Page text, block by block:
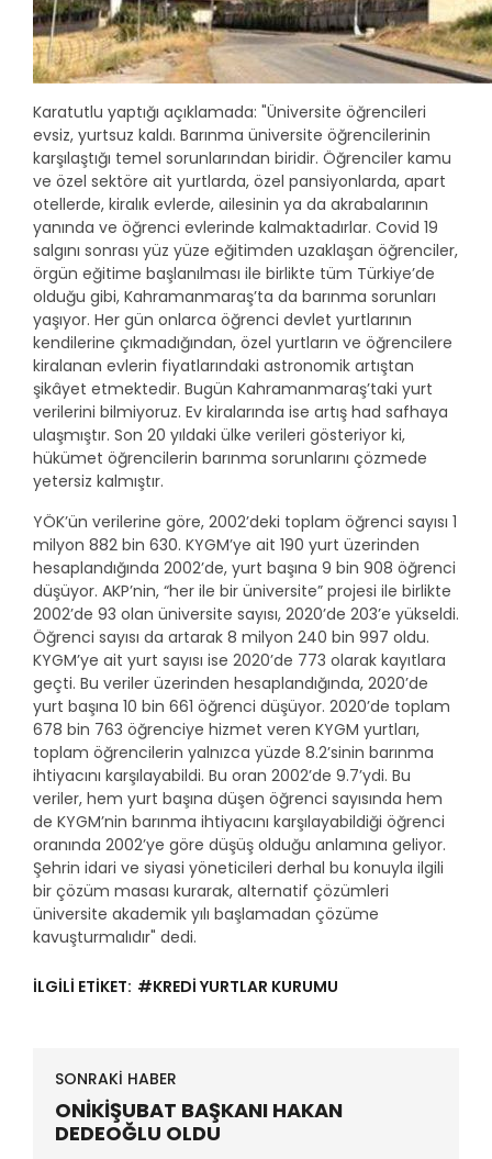
Karatutlu yaptığı açıklamada: "Üniversite öğrencileri
evsiz, yurtsuz kaldı. Barınma üniversite öğrencilerinin
karşılaştığı temel sorunlarından biridir. Öğrenciler kamu
ve özel sektöre ait yurtlarda, özel pansiyonlarda, apart
otellerde, kiralık evlerde, ailesinin ya da akrabalarının
yanında ve öğrenci evlerinde kalmaktadırlar. Covid 19
salgını sonrası yüz yüze eğitimden uzaklaşan öğrenciler,
örgün eğitime başlanılması ile birlikte tüm Türkiye’de
olduğu gibi, Kahramanmaraş’ta da barınma sorunları
yaşıyor. Her gün onlarca öğrenci devlet yurtlarının
kendilerine çıkmadığından, özel yurtların ve öğrencilere
kiralanan evlerin fiyatlarındaki astronomik artıştan
şikâyet etmektedir. Bugün Kahramanmaraş’taki yurt
verilerini bilmiyoruz. Ev kiralarında ise artış had safhaya
ulaşmıştır. Son 20 yıldaki ülke verileri gösteriyor ki,
hükümet öğrencilerin barınma sorunlarını çözmede
yetersiz kalmıştır.
YÖK’ün verilerine göre, 2002’deki toplam öğrenci sayısı 1
milyon 882 bin 630. KYGM’ye ait 190 yurt üzerinden
hesaplandığında 2002’de, yurt başına 9 bin 908 öğrenci
düşüyor. AKP’nin, “her ile bir üniversite” projesi ile birlikte
2002’de 93 olan üniversite sayısı, 2020’de 203’e yükseldi.
Öğrenci sayısı da artarak 8 milyon 240 bin 997 oldu.
KYGM’ye ait yurt sayısı ise 2020’de 773 olarak kayıtlara
geçti. Bu veriler üzerinden hesaplandığında, 2020’de
yurt başına 10 bin 661 öğrenci düşüyor. 2020’de toplam
678 bin 763 öğrenciye hizmet veren KYGM yurtları,
toplam öğrencilerin yalnızca yüzde 8.2’sinin barınma
ihtiyacını karşılayabildi. Bu oran 2002’de 9.7’ydi. Bu
veriler, hem yurt başına düşen öğrenci sayısında hem
de KYGM’nin barınma ihtiyacını karşılayabildiği öğrenci
oranında 2002’ye göre düşüş olduğu anlamına geliyor.
Şehrin idari ve siyasi yöneticileri derhal bu konuyla ilgili
bir çözüm masası kurarak, alternatif çözümleri
üniversite akademik yılı başlamadan çözüme
kavuşturmalıdır" dedi.
İLGİLİ ETİKET: #KREDİ YURTLAR KURUMU
SONRAKİ HABER
ONİKİŞUBAT BAŞKANI HAKAN
DEDEOĞLU OLDU